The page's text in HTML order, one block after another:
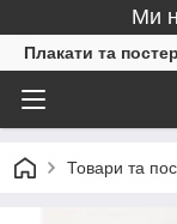
Ми
Плакати та
Товари та